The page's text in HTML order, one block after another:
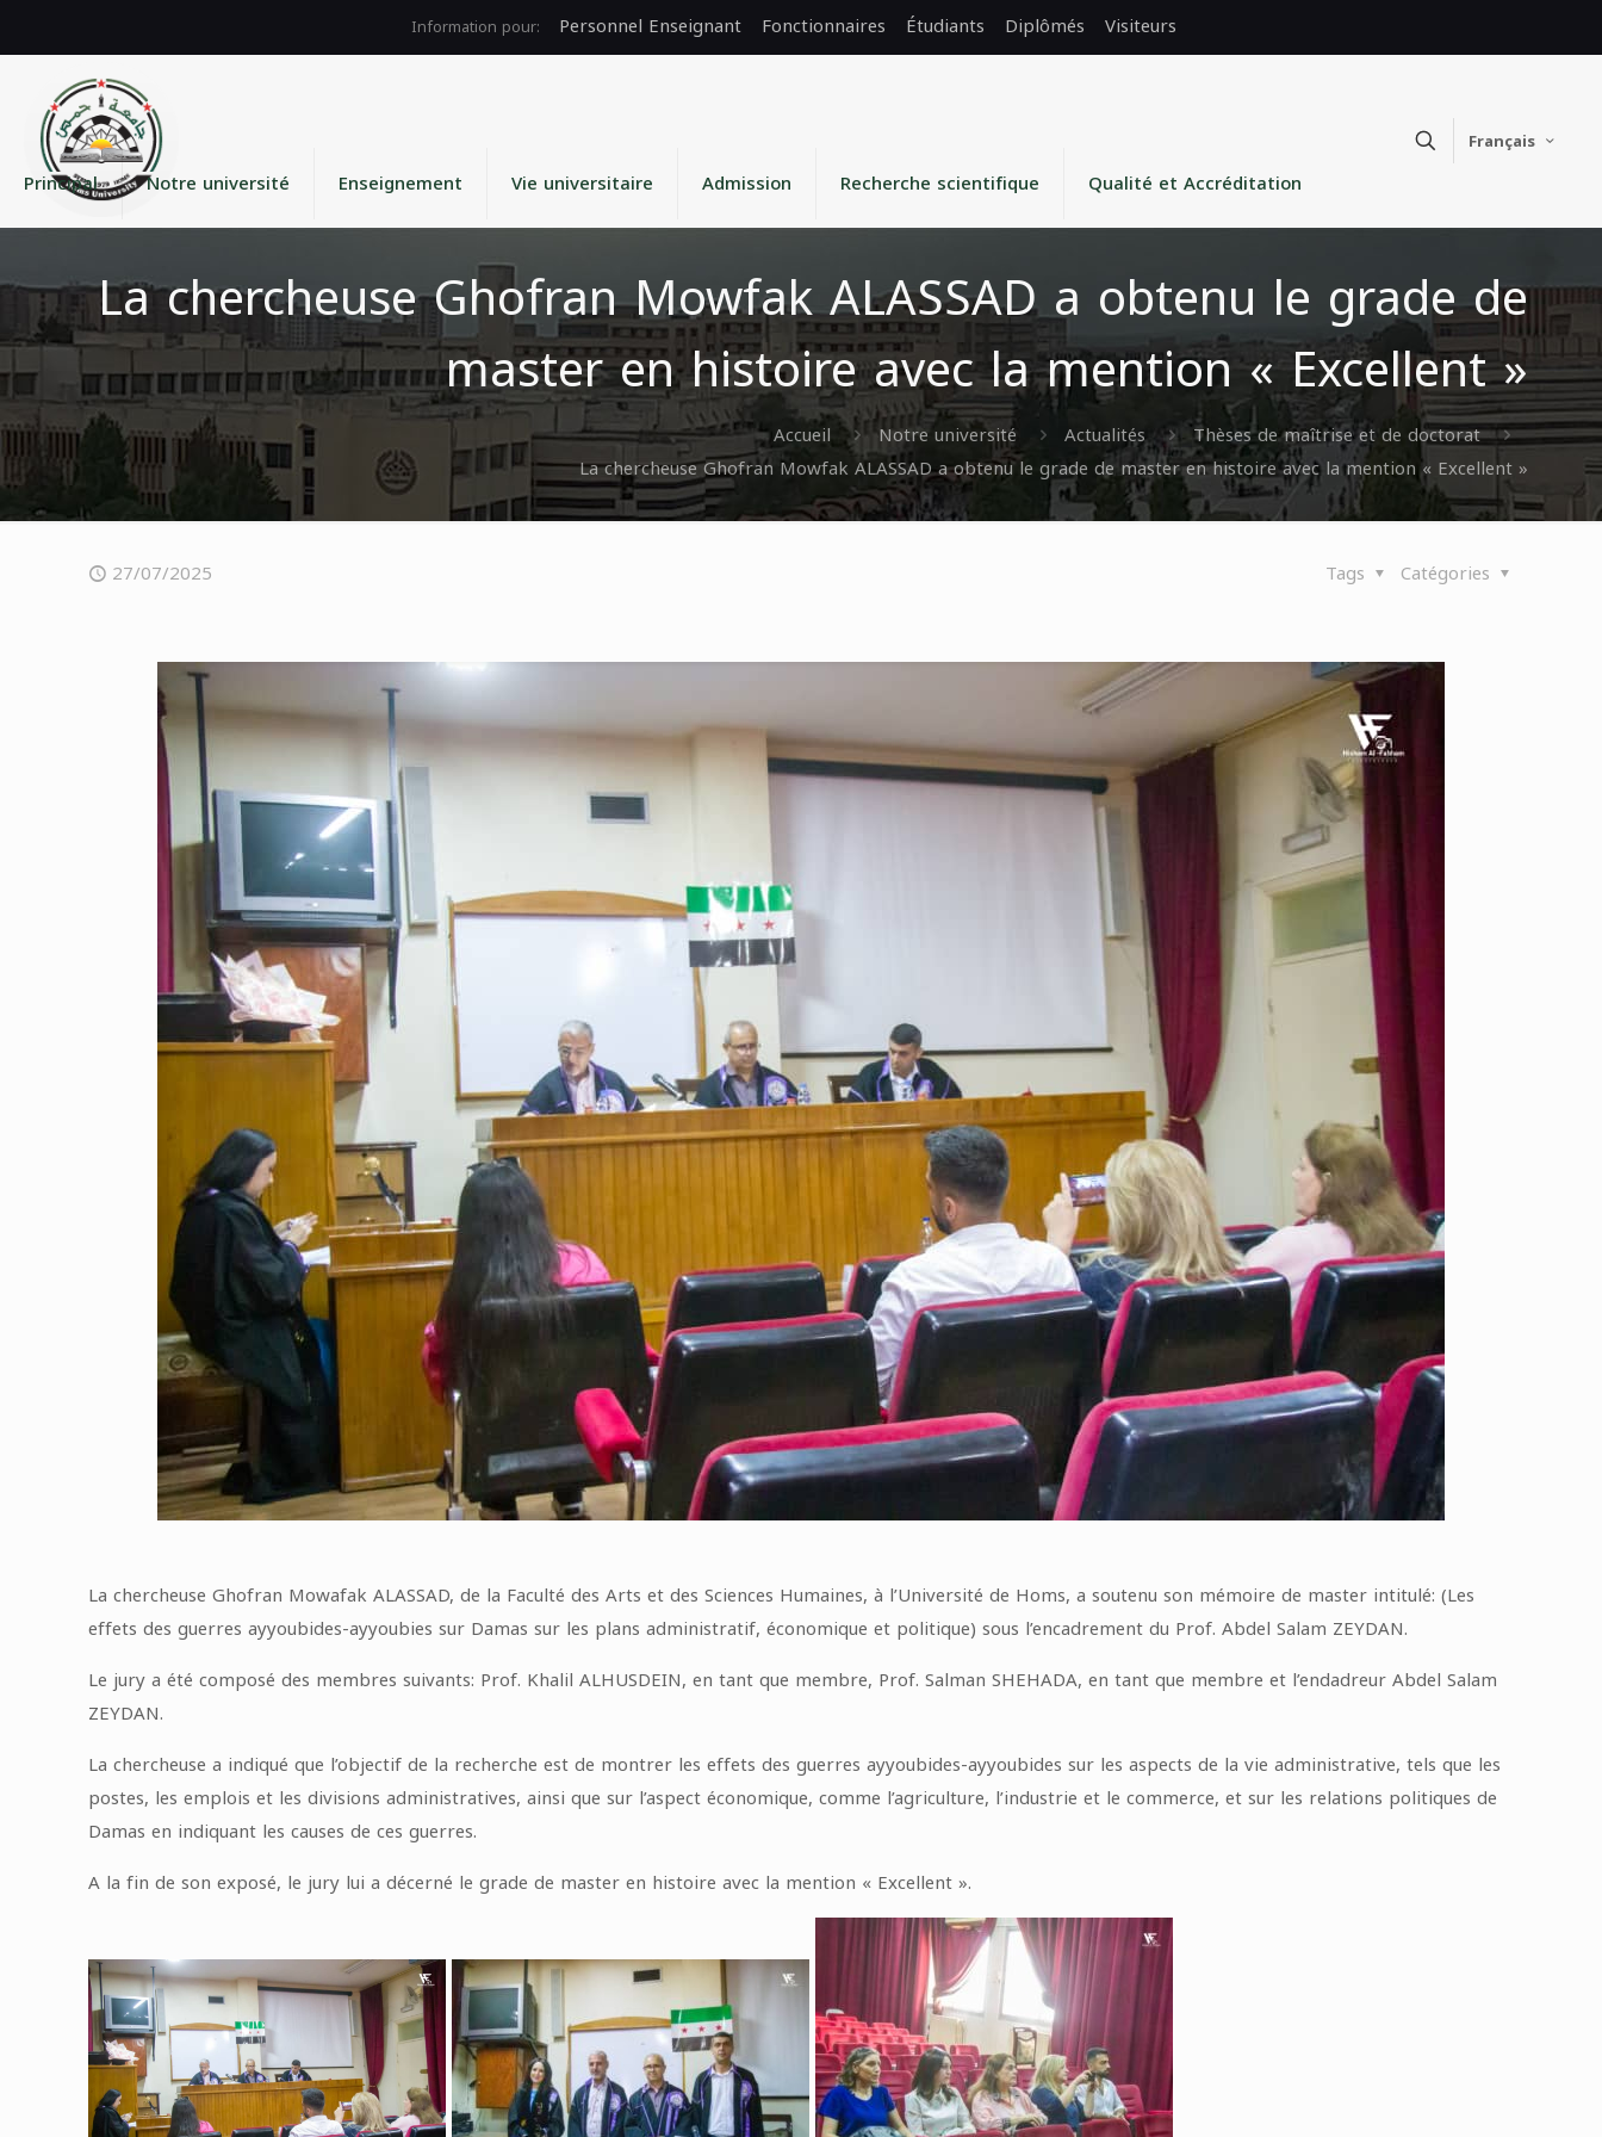
Personnel Enseignant Fonctionnaires Étudiants Diplômés Visiteurs
Principal Notre université Enseignement Vie universitaire Admission Recherche scientifique Qualité et Accréditation
Français
La chercheuse Ghofran Mowfak ALASSAD a obtenu le grade de
master en histoire avec la mention « Excellent »
Accueil Notre université Actualités
Thèses de maîtrise et de doctorat
La chercheuse Ghofran Mowfak ALASSAD a obtenu le grade de master en histoire avec la mention « Excellent »
27/07/2025 Catégories
Tags
La chercheuse Ghofran Mowafak ALASSAD, de la Faculté des Arts et des Sciences Humaines, à l’Université de Homs, a soutenu son mémoire de master intitulé: (Les
effets des guerres ayyoubides-ayyoubies sur Damas sur les plans administratif, économique et politique) sous l’encadrement du Prof. Abdel Salam ZEYDAN.
Le jury a été composé des membres suivants: Prof. Khalil ALHUSDEIN, en tant que membre, Prof. Salman SHEHADA, en tant que membre et l’endadreur Abdel Salam
ZEYDAN.
La chercheuse a indiqué que l’objectif de la recherche est de montrer les effets des guerres ayyoubides-ayyoubides sur les aspects de la vie administrative, tels que les
postes, les emplois et les divisions administratives, ainsi que sur l’aspect économique, comme l’agriculture, l’industrie et le commerce, et sur les relations politiques de
Damas en indiquant les causes de ces guerres.
A la fin de son exposé, le jury lui a décerné le grade de master en histoire avec la mention « Excellent ».